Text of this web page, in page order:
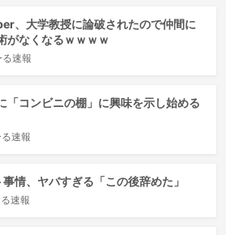
、大学教授に論破されたので仲間に
がなくなるｗｗｗｗ
速報
「コンビニの棚」に興味を示し始める
速報
事情、ヤバすぎる「この後辞めた」
速報